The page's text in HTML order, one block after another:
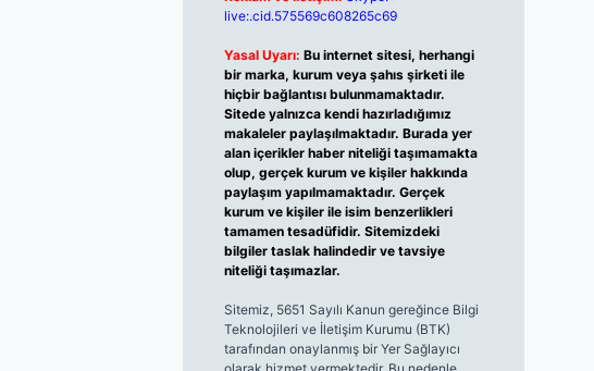
live:.cid.575569c608265c69
Yasal Uyarı: Bu internet sitesi, herhangi
bir marka, kurum veya şahıs şirketi ile
hiçbir bağlantısı bulunmamaktadır.
Sitede yalnızca kendi hazırladığımız
makaleler paylaşılmaktadır. Burada yer
alan içerikler haber niteliği taşımamakta
olup, gerçek kurum ve kişiler hakkında
paylaşım yapılmamaktadır. Gerçek
kurum ve kişiler ile isim benzerlikleri
tamamen tesadüfidir. Sitemizdeki
bilgiler taslak halindedir ve tavsiye
niteliği taşımazlar.
Sitemiz, 5651 Sayılı Kanun gereğince Bilgi
Teknolojileri ve İletişim Kurumu (BTK)
tarafından onaylanmış bir Yer Sağlayıcı